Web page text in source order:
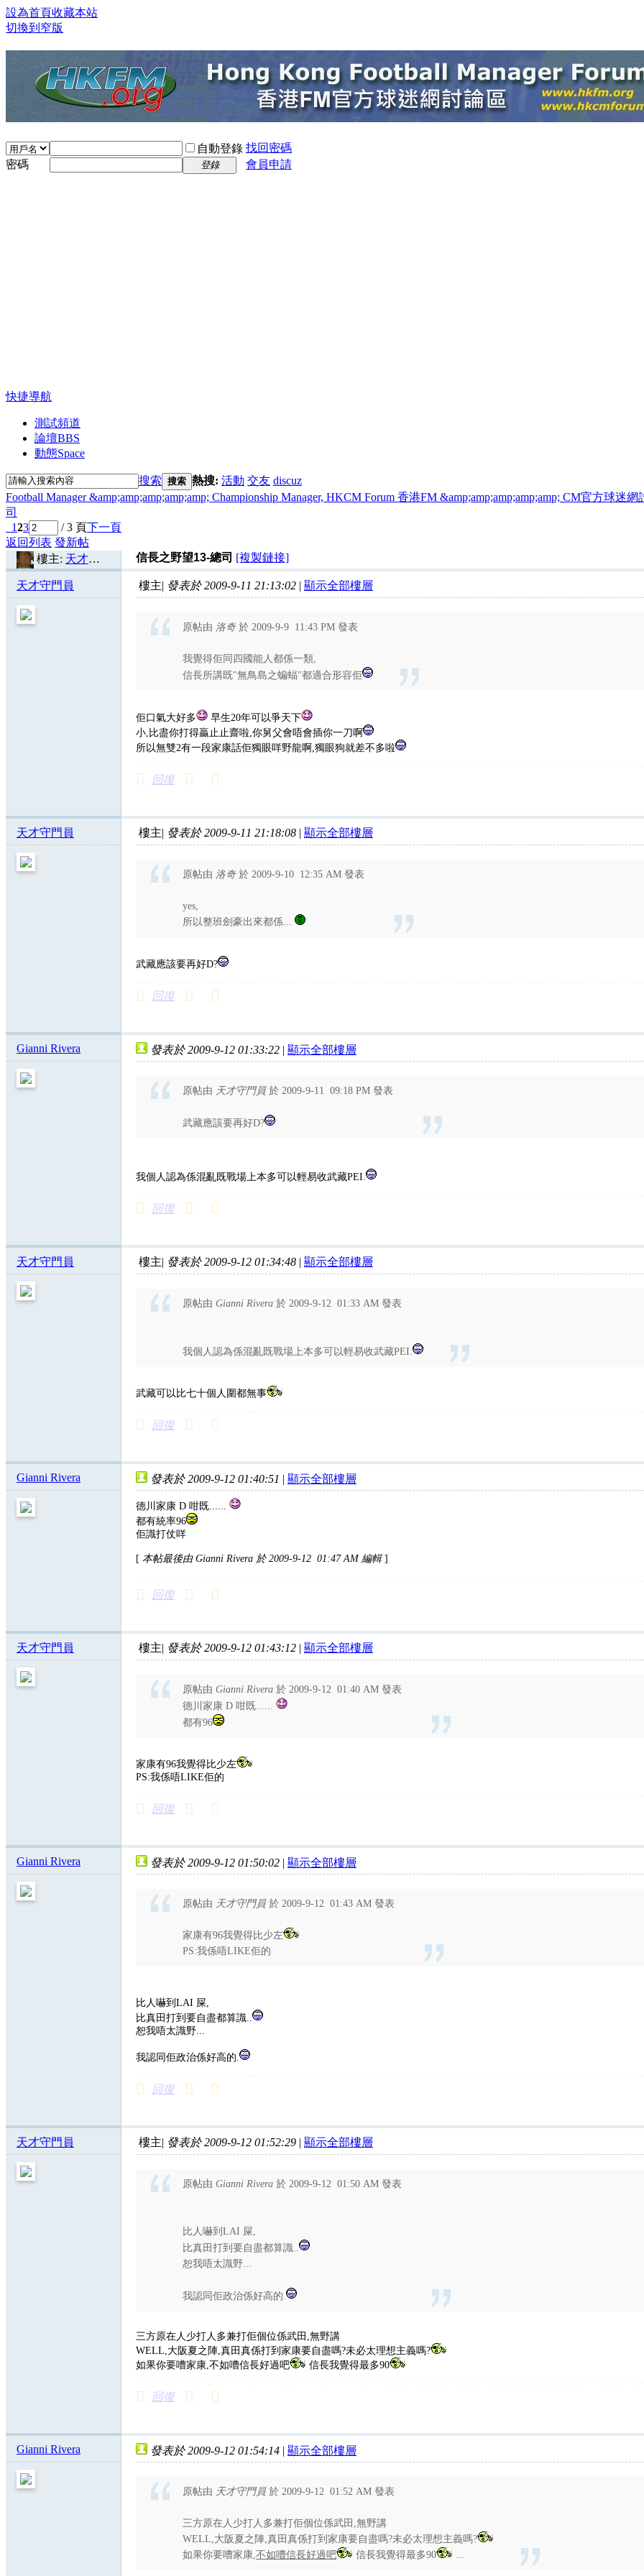
設為首頁收藏本站
切換到窄版
自動登錄 找回密碼
密碼
登錄 會員申請
快捷導航
測試頻道
論壇BBS
動態Space
搜索 搜索 熱搜: 活動 交友 discuz
Football Manager &amp;amp;amp;amp;amp; Championship Manager, HKCM Forum 香港FM &amp;amp;amp;amp;amp; CM官方球迷網
司
123 / 3 頁下一頁
返回列表 發新帖
樓主: 天才守門員 信長之野望13-總司 [複製鏈接]
天才守門員 樓主| 發表於 2009-9-11 21:13:02 | 顯示全部樓層
原帖由 洛奇於 2009-9-9 11:43 PM 發表
我覺得佢同四國能人都係一類,
信長所講既"無鳥島之蝙蝠"都適合形容佢
佢口氣大好多
早生20年可以爭天下
小,比盡你打得贏止止齋啦,你舅父會唔會插你一刀啊
所以無雙2有一段家康話佢獨眼咩野龍啊,獨眼狗就差不多啦
回復
天才守門員 樓主| 發表於 2009-9-11 21:18:08 | 顯示全部樓層
原帖由 洛奇於 2009-9-10 12:35 AM 發表
yes,
所以整班劍豪出來都係...
武藏應該要再好D?
回復
Gianni Rivera 發表於 2009-9-12 01:33:22 | 顯示全部樓層
原帖由 天才守門員 於 2009-9-11 09:18 PM 發表
武藏應該要再好D?
我個人認為係混亂既戰場上本多可以輕易收武藏PEI.
回復
天才守門員 樓主| 發表於 2009-9-12 01:34:48 | 顯示全部樓層
原帖由 Gianni Rivera 於 2009-9-12 01:33 AM 發表
我個人認為係混亂既戰場上本多可以輕易收武藏PEI.
武藏可以比七十個人圍都無事
回復
Gianni Rivera 發表於 2009-9-12 01:40:51 | 顯示全部樓層
德川家康 D 咁既......
都有統率96
佢識打仗咩
[ 本帖最後由 Gianni Rivera 於 2009-9-12 01:47 AM 編輯 ]
回復
天才守門員 樓主| 發表於 2009-9-12 01:43:12 | 顯示全部樓層
原帖由 Gianni Rivera 於 2009-9-12 01:40 AM 發表
德川家康 D 咁既......
都有96
家康有96我覺得比少左
PS:我係唔LIKE佢的
回復
Gianni Rivera 發表於 2009-9-12 01:50:02 | 顯示全部樓層
原帖由 天才守門員 於 2009-9-12 01:43 AM 發表
家康有96我覺得比少左
PS:我係唔LIKE佢的
比人嚇到LAI 屎,
比真田打到要自盡都算識..
恕我唔太識野...
我認同佢政治係好高的.
回復
天才守門員 樓主| 發表於 2009-9-12 01:52:29 | 顯示全部樓層
原帖由 Gianni Rivera 於 2009-9-12 01:50 AM 發表
比人嚇到LAI 屎,
比真田打到要自盡都算識..
恕我唔太識野...
我認同佢政治係好高的.
三方原在人少打人多兼打佢個位係武田,無野講
WELL,大阪夏之陣,真田真係打到家康要自盡嗎?未必太理想主義嗎?
如果你要嘈家康,不如嘈信長好過吧
信長我覺得最多90
回復
Gianni Rivera 發表於 2009-9-12 01:54:14 | 顯示全部樓層
原帖由 天才守門員 於 2009-9-12 01:52 AM 發表
三方原在人少打人多兼打佢個位係武田,無野講
WELL,大阪夏之陣,真田真係打到家康要自盡嗎?未必太理想主義嗎?
如果你要嘈家康, 不如嘈信長好過吧 信長我覺得最多90